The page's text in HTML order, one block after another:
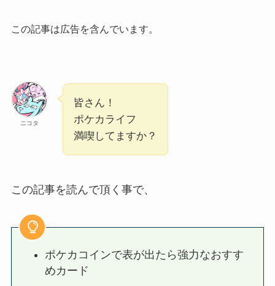
この記事は広告を含んでいます。
ニコタ
皆さん！
ポケカライフ
満喫してますか？
この記事を読んで頂く事で、
ポケカコインで表が出たら強力なおすす
めカード